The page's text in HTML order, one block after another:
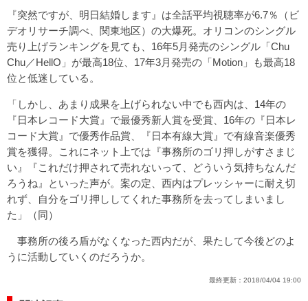
『突然ですが、明日結婚します』は全話平均視聴率が6.7％（ビ
デオリサーチ調べ、関東地区）の大爆死。オリコンのシングル
売り上げランキングを見ても、16年5月発売のシングル「Chu
Chu／HellO」が最高18位、17年3月発売の「Motion」も最高18
位と低迷している。
「しかし、あまり成果を上げられない中でも西内は、14年の
『日本レコード大賞』で最優秀新人賞を受賞、16年の『日本レ
コード大賞』で優秀作品賞、『日本有線大賞』で有線音楽優秀
賞を獲得。これにネット上では『事務所のゴリ押しがすさまじ
い』『これだけ押されて売れないって、どういう気持ちなんだ
ろうね』といった声が。案の定、西内はプレッシャーに耐え切
れず、自分をゴリ押ししてくれた事務所を去ってしまいまし
た」（同）
事務所の後ろ盾がなくなった西内だが、果たして今後どのよ
うに活動していくのだろうか。
最終更新： 2018/04/04 19:00